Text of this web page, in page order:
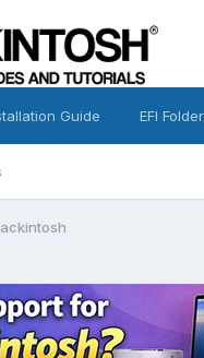
Guide EFI